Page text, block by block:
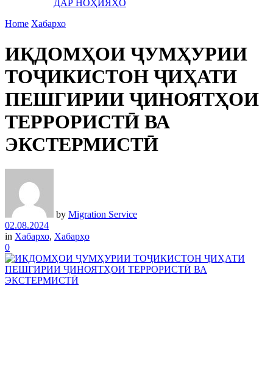
ДАР НОҲИЯҲО
Home Хабархо
ИҚДОМҲОИ ҶУМҲУРИИ
ТОҶИКИСТОН ҶИҲАТИ
ПЕШГИРИИ ҶИНОЯТҲОИ
ТЕРРОРИСТӢ ВА
ЭКСТЕРМИСТӢ
by Migration Service
02.08.2024
in Хабархо, Хабарҳо
0